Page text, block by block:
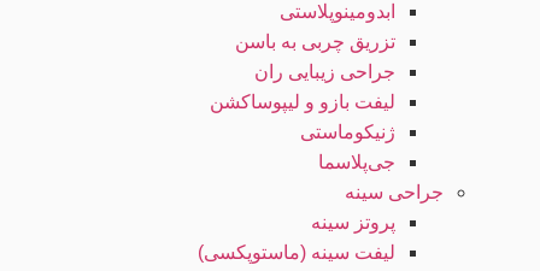
ابدومینوپلاستی
تزریق چربی به باسن
جراحی زیبایی ران
لیفت بازو و لیپوساکشن
ژنیکوماستی
جی‌پلاسما
جراحی سینه
پروتز سینه
لیفت سینه (ماستوپکسی)